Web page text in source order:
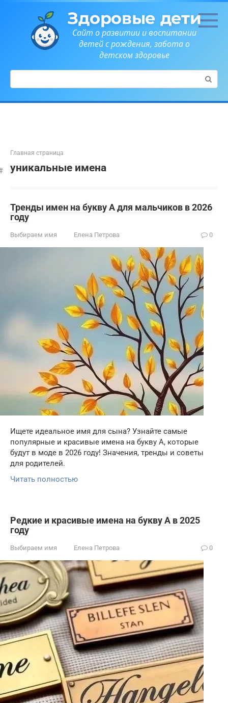
Здоровые дети
Сайт о развитии и воспитании
детей с рождения, забота о
детском здоровье
Поиск:
Главная страница
уникальные имена
Тренды имен на букву А для мальчиков в 2026
году
Выбираем имя Елена Петрова 0
Ищете идеальное имя для сына? Узнайте самые
популярные и красивые имена на букву А, которые
будут в моде в 2026 году! Значения, тренды и советы
для родителей.
Читать полностью
Редкие и красивые имена на букву А в 2025
году
Выбираем имя Елена Петрова 0